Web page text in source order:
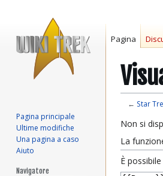
← Star
Vai
alla
Vai
alla
ricerca
Non si
La
È
Pagina
Pagina principale
Ultime modifiche
Una pagina a caso
Aiuto
Navigatore